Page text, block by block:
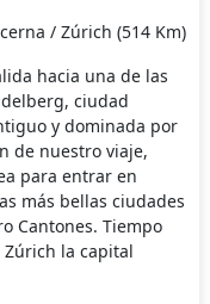
/ Zúrich (514 Km)
hacia una de las
ciudad
y dominada por
de nuestro viaje,
para entrar en
más bellas ciudades
Cantones. Tiempo
la capital